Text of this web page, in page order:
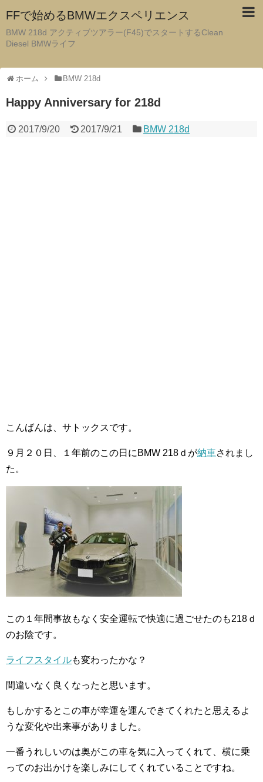
FFで始めるBMWエクスペリエンス
BMW 218d アクティブツアラー(F45)でスタートするClean
Diesel BMWライフ
ホーム BMW 218d
Happy Anniversary for 218d
2017/9/20 2017/9/21 BMW 218d
こんばんは、サトックスです。
９月２０日、１年前のこの日にBMW 218ｄが納車されまし
た。
この１年間事故もなく安全運転で快適に過ごせたのも218ｄ
のお陰です。
ライフスタイルも変わったかな？
間違いなく良くなったと思います。
もしかするとこの車が幸運を運んできてくれたと思えるよ
うな変化や出来事がありました。
一番うれしいのは奥がこの車を気に入ってくれて、横に乗
ってのお出かけを楽しみにしてくれていることですね。